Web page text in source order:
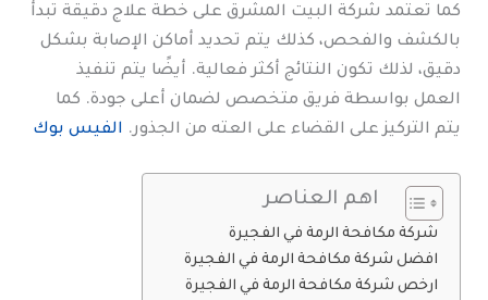
كما تعتمد شركة البيت المشرق على خطة علاج دقيقة تبدأ
بالكشف والفحص، كذلك يتم تحديد أماكن الإصابة بشكل
دقيق، لذلك تكون النتائج أكثر فعالية. أيضًا يتم تنفيذ
العمل بواسطة فريق متخصص لضمان أعلى جودة. كما
يتم التركيز على القضاء على العته من الجذور. الفيس بوك
اهم العناصر
شركة مكافحة الرمة في الفجيرة
افضل شركة مكافحة الرمة في الفجيرة
ارخص شركة مكافحة الرمة في الفجيرة